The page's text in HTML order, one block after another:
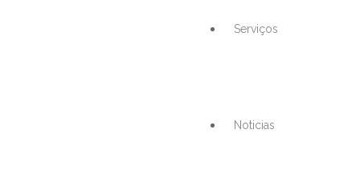
Serviços
Noticias